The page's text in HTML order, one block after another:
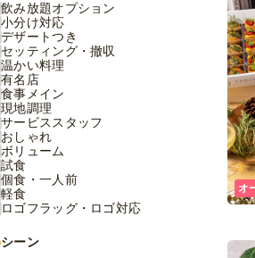
オ
飲み放題オプション
小分け対応
デザートつき
セッティング・撤収
温かい料理
有名店
食事メイン
現地調理
サービススタッフ
おしゃれ
ボリューム
試食
個食・一人前
軽食
ロゴフラッグ・ロゴ対応
シーン